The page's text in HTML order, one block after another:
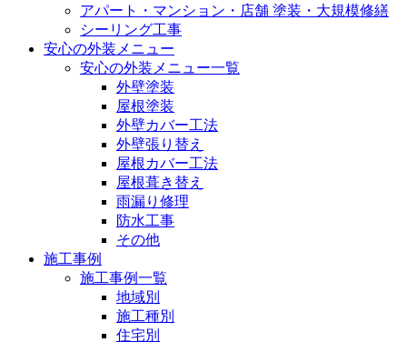
アパート・マンション・店舗 塗装・大規模修繕
シーリング工事
安心の外装メニュー
安心の外装メニュー一覧
外壁塗装
屋根塗装
外壁カバー工法
外壁張り替え
屋根カバー工法
屋根葺き替え
雨漏り修理
防水工事
その他
施工事例
施工事例一覧
地域別
施工種別
住宅別